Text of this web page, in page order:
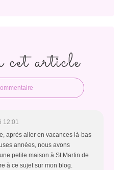
cet article
12:01
après aller en vacances là-bas
années, nous avons
petite maison à St Martin de
à ce sujet sur mon blog.